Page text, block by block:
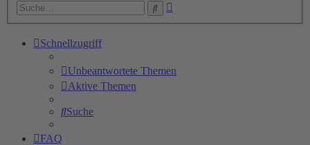
Suche
Schnellzugriff
Unbeantwortete Themen
Aktive Themen
Suche
FAQ